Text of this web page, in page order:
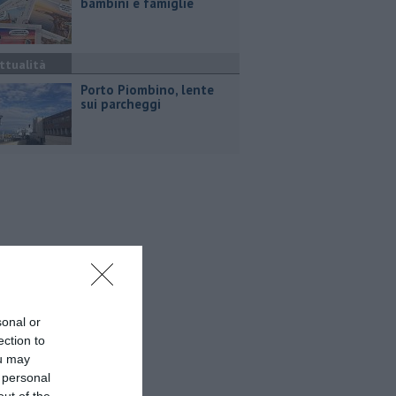
or
to
may
Porto Piombino, lente
sui parcheggi